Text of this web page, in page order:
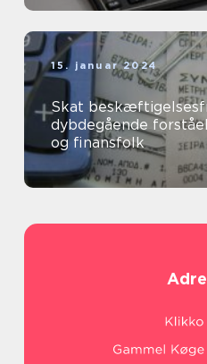
15. januar 2024
Skat
dybdegående
og finansfolk